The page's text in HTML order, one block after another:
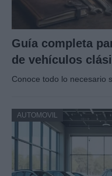
Guía completa
de vehículos
Conoce todo lo necesario
AUTOMOVIL